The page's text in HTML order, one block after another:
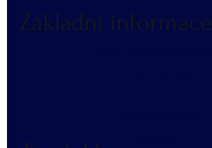
Základní informace